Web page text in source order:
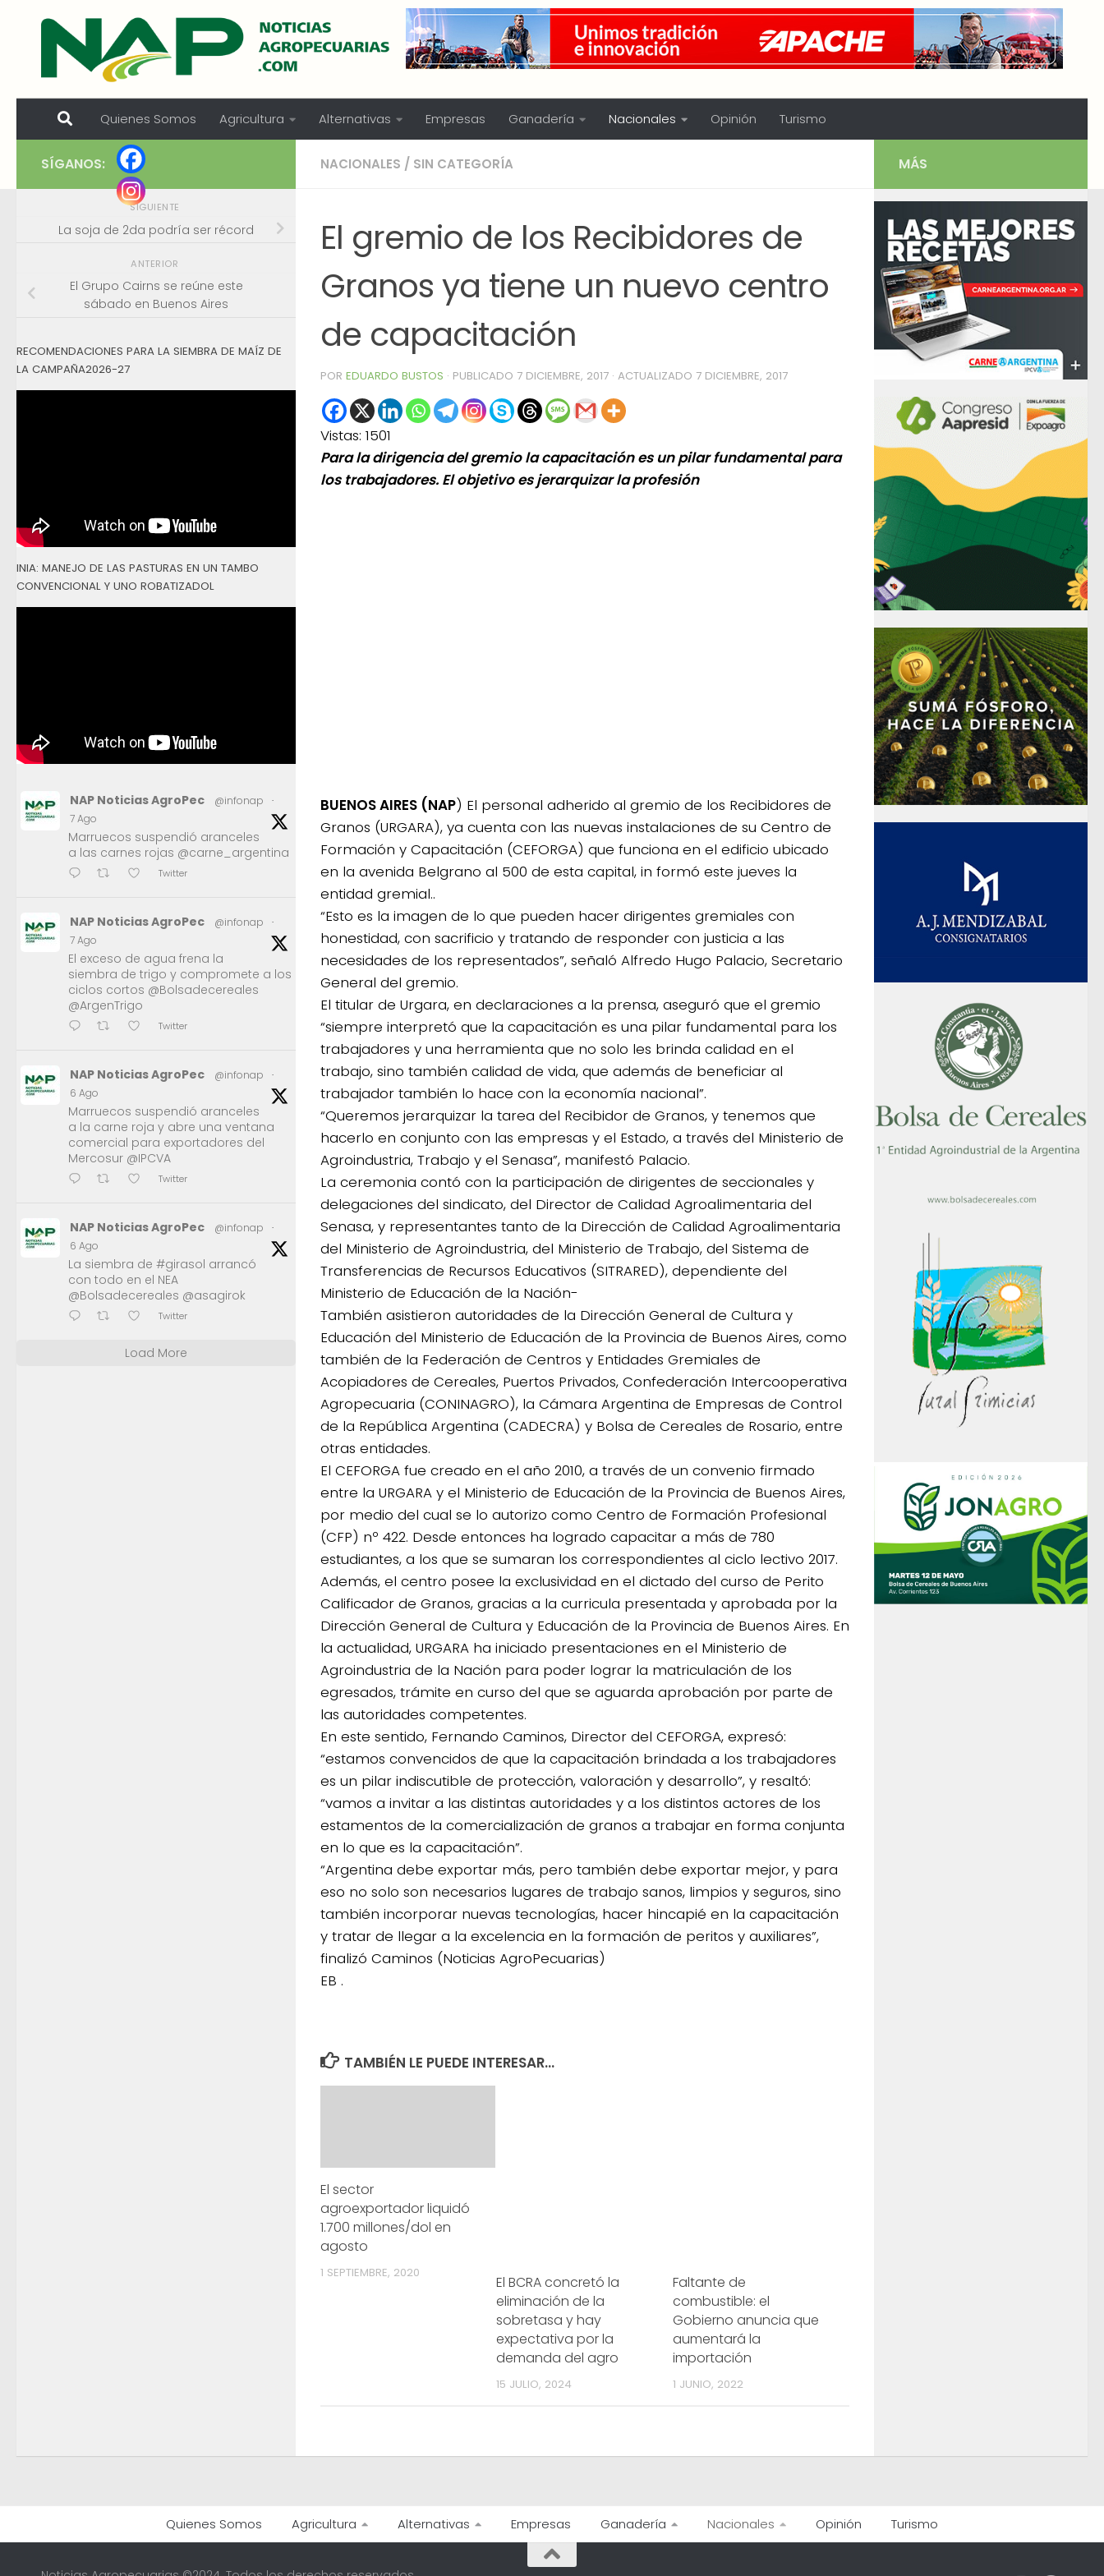
Skip to content
Quienes Somos Agricultura Alternativas Empresas Ganadería Nacionales Opinión Turismo
NACIONALES / SIN CATEGORÍA
El gremio de los Recibidores de
Granos ya tiene un nuevo centro
de capacitación
POR EDUARDO BUSTOS · PUBLICADO 7 DICIEMBRE, 2017 · ACTUALIZADO 7 DICIEMBRE, 2017
Vistas: 1501
Para la dirigencia del gremio la capacitación es un pilar fundamental para
los trabajadores. El objetivo es jerarquizar la profesión
BUENOS AIRES (NAP) El personal adherido al gremio de los Recibidores de
Granos (URGARA), ya cuenta con las nuevas instalaciones de su Centro de
Formación y Capacitación (CEFORGA) que funciona en el edificio ubicado
en la avenida Belgrano al 500 de esta capital, in formó este jueves la
entidad gremial..
“Esto es la imagen de lo que pueden hacer dirigentes gremiales con
honestidad, con sacrificio y tratando de responder con justicia a las
necesidades de los representados”, señaló Alfredo Hugo Palacio, Secretario
General del gremio.
El titular de Urgara, en declaraciones a la prensa, aseguró que el gremio
“siempre interpretó que la capacitación es una pilar fundamental para los
trabajadores y una herramienta que no solo les brinda calidad en el
trabajo, sino también calidad de vida, que además de beneficiar al
trabajador también lo hace con la economía nacional”.
“Queremos jerarquizar la tarea del Recibidor de Granos, y tenemos que
hacerlo en conjunto con las empresas y el Estado, a través del Ministerio de
Agroindustria, Trabajo y el Senasa”, manifestó Palacio.
La ceremonia contó con la participación de dirigentes de seccionales y
delegaciones del sindicato, del Director de Calidad Agroalimentaria del
Senasa, y representantes tanto de la Dirección de Calidad Agroalimentaria
del Ministerio de Agroindustria, del Ministerio de Trabajo, del Sistema de
Transferencias de Recursos Educativos (SITRARED), dependiente del
Ministerio de Educación de la Nación-
También asistieron autoridades de la Dirección General de Cultura y
Educación del Ministerio de Educación de la Provincia de Buenos Aires, como
también de la Federación de Centros y Entidades Gremiales de
Acopiadores de Cereales, Puertos Privados, Confederación Intercooperativa
Agropecuaria (CONINAGRO), la Cámara Argentina de Empresas de Control
de la República Argentina (CADECRA) y Bolsa de Cereales de Rosario, entre
otras entidades.
El CEFORGA fue creado en el año 2010, a través de un convenio firmado
entre la URGARA y el Ministerio de Educación de la Provincia de Buenos Aires,
por medio del cual se lo autorizo como Centro de Formación Profesional
(CFP) nº 422. Desde entonces ha logrado capacitar a más de 780
estudiantes, a los que se sumaran los correspondientes al ciclo lectivo 2017.
Además, el centro posee la exclusividad en el dictado del curso de Perito
Calificador de Granos, gracias a la curricula presentada y aprobada por la
Dirección General de Cultura y Educación de la Provincia de Buenos Aires. En
la actualidad, URGARA ha iniciado presentaciones en el Ministerio de
Agroindustria de la Nación para poder lograr la matriculación de los
egresados, trámite en curso del que se aguarda aprobación por parte de
las autoridades competentes.
En este sentido, Fernando Caminos, Director del CEFORGA, expresó:
“estamos convencidos de que la capacitación brindada a los trabajadores
es un pilar indiscutible de protección, valoración y desarrollo”, y resaltó:
“vamos a invitar a las distintas autoridades y a los distintos actores de los
estamentos de la comercialización de granos a trabajar en forma conjunta
en lo que es la capacitación”.
“Argentina debe exportar más, pero también debe exportar mejor, y para
eso no solo son necesarios lugares de trabajo sanos, limpios y seguros, sino
también incorporar nuevas tecnologías, hacer hincapié en la capacitación
y tratar de llegar a la excelencia en la formación de peritos y auxiliares”,
finalizó Caminos (Noticias AgroPecuarias)
EB .
TAMBIÉN LE PUEDE INTERESAR...
El sector
agroexportador liquidó
1.700 millones/dol en
agosto
1 SEPTIEMBRE, 2020
El BCRA concretó la
eliminación de la
sobretasa y hay
expectativa por la
demanda del agro
15 JULIO, 2024
Faltante de
combustible: el
Gobierno anuncia que
aumentará la
importación
1 JUNIO, 2022
SÍGANOS:
SIGUIENTE
La soja de 2da podría ser récord
ANTERIOR
El Grupo Cairns se reúne este
sábado en Buenos Aires
RECOMENDACIONES PARA LA SIEMBRA DE MAÍZ DE
LA CAMPAÑA2026-27
INIA: MANEJO DE LAS PASTURAS EN UN TAMBO
CONVENCIONAL Y UNO ROBATIZADOL
NAP Noticias AgroPec @infonap
·
7 Ago
Marruecos suspendió aranceles
a las carnes rojas @carne_argentina
Twitter
NAP Noticias AgroPec @infonap
·
7 Ago
El exceso de agua frena la
siembra de trigo y compromete a los
ciclos cortos @Bolsadecereales
@ArgenTrigo
Twitter
NAP Noticias AgroPec @infonap
·
6 Ago
Marruecos suspendió aranceles
a la carne roja y abre una ventana
comercial para exportadores del
Mercosur @IPCVA
Twitter
NAP Noticias AgroPec @infonap
·
6 Ago
La siembra de #girasol arrancó
con todo en el NEA
@Bolsadecereales @asagirok
Twitter
Load More
MÁS
Quienes Somos Agricultura Alternativas Empresas Ganadería Nacionales Opinión Turismo